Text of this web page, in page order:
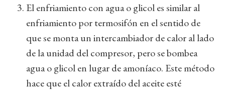
El enfriamiento con agua o glicol es similar al
enfriamiento por termosifón en el sentido de
que se monta un intercambiador de calor al lado
de la unidad del compresor, pero se bombea
agua o glicol en lugar de amoníaco. Este método
hace que el calor extraído del aceite esté